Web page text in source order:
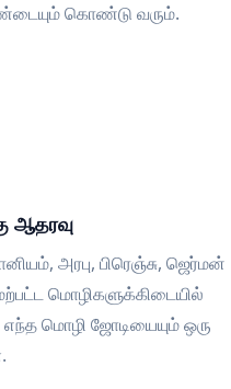
கொண்டு வரும்.
ஆதரவு
அரபு, பிரெஞ்சு, ஜெர்மன்
மொழிகளுக்கிடையில்
மொழி ஜோடியையும் ஒரு